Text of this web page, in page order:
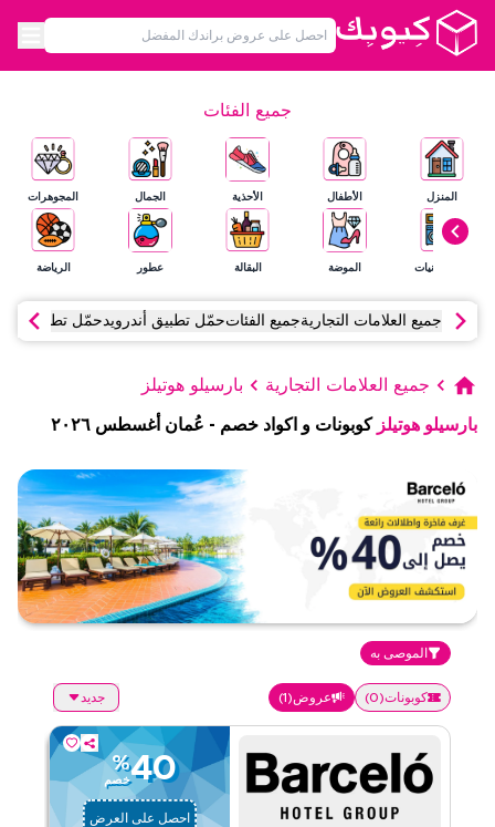
جميع الفئات
المنزل
الإلكترونيات
الأطفال
الموضة
الأحذية
البقالة
الجمال
عطور
المجوهرات
الرياضة
جميع العلامات التجاريةجميع الفئاتحمّل تطبيق أندرويدحمّل تطبيق آي
جميع العلامات التجارية بارسيلو هوتيلز
بارسيلو هوتيلز كوبونات و اكواد خصم - عُمان أغسطس ٢٠٢٦
الموصى به
كوبونات(
0
) عروض(
1
) جديد
40
%
خصم
احصل على العرض